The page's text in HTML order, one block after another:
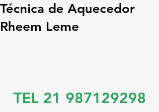
Técnica de Aquecedor
Rheem Leme
TEL 21 987129298